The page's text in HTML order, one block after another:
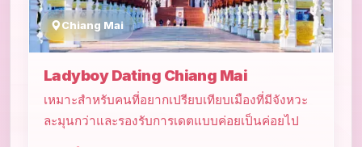
Chiang Mai
Ladyboy Dating Chiang Mai
เหมาะสำหรับคนที่อยากเปรียบเทียบเมืองที่มีจังหวะ
ละมุนกว่าและรองรับการเดตแบบค่อยเป็นค่อยไป